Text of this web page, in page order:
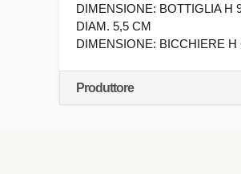
DIMENSIONE: BOTTIGLIA H
DIAM. 5,5 CM
DIMENSIONE: BICCHIERE H
Produttore